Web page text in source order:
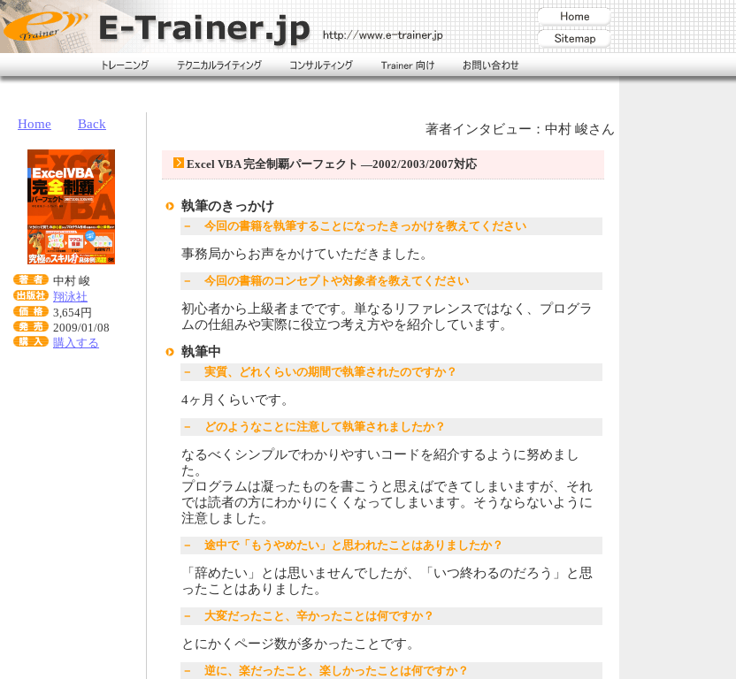
Home Back
中村 峻
翔泳社
3,654円
2009/01/08
購入する
著者インタビュー：中村 峻さん
Excel VBA 完全制覇パーフェクト ―2002/2003/2007対応
執筆のきっかけ
－ 今回の書籍を執筆することになったきっかけを教えてください
事務局からお声をかけていただきました。
－ 今回の書籍のコンセプトや対象者を教えてください
初心者から上級者までです。単なるリファレンスではなく、プログラ
ムの仕組みや実際に役立つ考え方やを紹介しています。
執筆中
－ 実質、どれくらいの期間で執筆されたのですか？
4ヶ月くらいです。
－ どのようなことに注意して執筆されましたか？
なるべくシンプルでわかりやすいコードを紹介するように努めまし
た。
プログラムは凝ったものを書こうと思えばできてしまいますが、それ
では読者の方にわかりにくくなってしまいます。そうならないように
注意しました。
－ 途中で「もうやめたい」と思われたことはありましたか？
「辞めたい」とは思いませんでしたが、「いつ終わるのだろう」と思
ったことはありました。
－ 大変だったこと、辛かったことは何ですか？
とにかくページ数が多かったことです。
－ 逆に、楽だったこと、楽しかったことは何ですか？